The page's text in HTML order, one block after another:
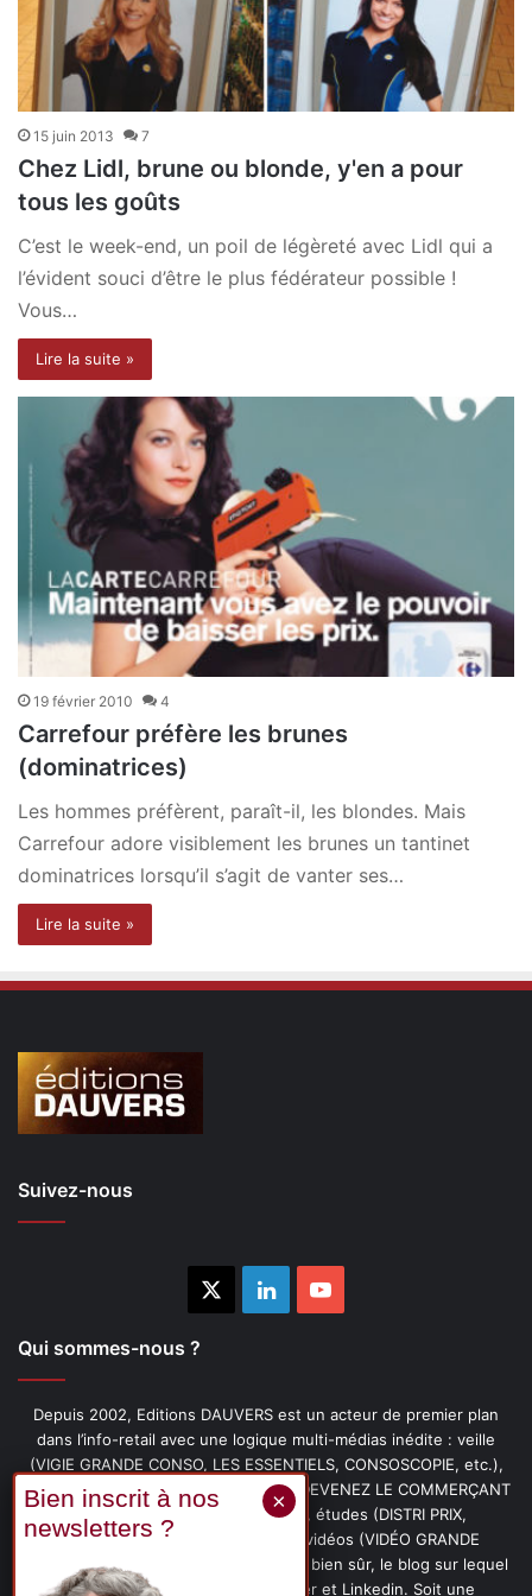
15 juin 2013 7
Chez Lidl, brune ou blonde, y'en a pour
tous les goûts
C’est le week-end, un poil de légèreté avec Lidl qui a
l’évident souci d’être le plus fédérateur possible !
Vous…
Lire la suite »
19 février 2010 4
Carrefour préfère les brunes
(dominatrices)
Les hommes préfèrent, paraît-il, les blondes. Mais
Carrefour adore visiblement les brunes un tantinet
dominatrices lorsqu’il s’agit de vanter ses…
Lire la suite »
Suivez-nous
LinkedinYouTube
Qui sommes-nous ?
Depuis 2002, Editions DAUVERS est un acteur de premier plan
dans l’info-retail avec une logique multi-médias inédite : veille
(VIGIE GRANDE CONSO, LES ESSENTIELS, CONSOSCOPIE, etc.),
livres (PENSER-CLIENT, IMAGE-PRIX, DEVENEZ LE COMMERÇANT
PRÉFÉRÉ DE VOS CLIENTS, etc.), études (DISTRI PRIX,
PROMOFLASH, DRIVE INSIGHTS), vidéos (VIDÉO GRANDE
CONSO), podcasts (CAFÉ CONSO) et, bien sûr, le blog sur lequel
vous êtes, ainsi que les fils Twitter et Linkedin. Soit une